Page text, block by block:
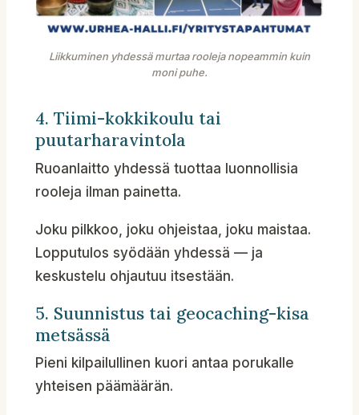
Liikkuminen yhdessä murtaa rooleja nopeammin kuin
moni puhe.
4. Tiimi-kokkikoulu tai
puutarharavintola
Ruoanlaitto yhdessä tuottaa luonnollisia
rooleja ilman painetta.
Joku pilkkoo, joku ohjeistaa, joku maistaa.
Lopputulos syödään yhdessä — ja
keskustelu ohjautuu itsestään.
5. Suunnistus tai geocaching-kisa
metsässä
Pieni kilpailullinen kuori antaa porukalle
yhteisen päämäärän.